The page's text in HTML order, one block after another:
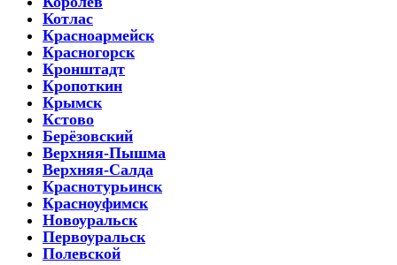
Котлас
Красноармейск
Красногорск
Кронштадт
Кропоткин
Крымск
Кстово
Берёзовский
Верхняя-Пышма
Верхняя-Салда
Краснотурьинск
Красноуфимск
Новоуральск
Первоуральск
Полевской